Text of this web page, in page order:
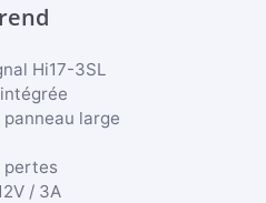
Hi17-3SL
large
pertes
/ 3A